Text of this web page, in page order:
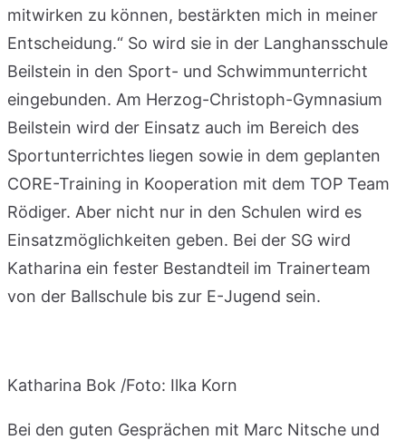
mitwirken zu können, bestärkten mich in meiner
Entscheidung.“ So wird sie in der Langhansschule
Beilstein in den Sport- und Schwimmunterricht
eingebunden. Am Herzog-Christoph-Gymnasium
Beilstein wird der Einsatz auch im Bereich des
Sportunterrichtes liegen sowie in dem geplanten
CORE-Training in Kooperation mit dem TOP Team
Rödiger. Aber nicht nur in den Schulen wird es
Einsatzmöglichkeiten geben. Bei der SG wird
Katharina ein fester Bestandteil im Trainerteam
von der Ballschule bis zur E-Jugend sein.
Katharina Bok /Foto: Ilka Korn
Bei den guten Gesprächen mit Marc Nitsche und